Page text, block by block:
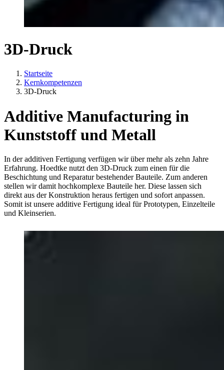
3D-Druck
Startseite
Kernkompetenzen
3D-Druck
Additive Manufacturing in
Kunststoff und Metall
In der additiven Fertigung verfügen wir über mehr als zehn Jahre
Erfahrung. Hoedtke nutzt den 3D-Druck zum einen für die
Beschichtung und Reparatur bestehender Bauteile. Zum anderen
stellen wir damit hochkomplexe Bauteile her. Diese lassen sich
direkt aus der Konstruktion heraus fertigen und sofort anpassen.
Somit ist unsere additive Fertigung ideal für Prototypen, Einzelteile
und Kleinserien.